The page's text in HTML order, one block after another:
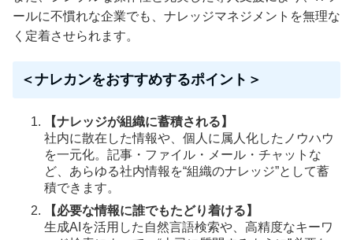
ールに不慣れな企業でも、ナレッジマネジメントを無理な
く定着させられます。
＜ナレカンをおすすめするポイント＞
【ナレッジが組織に蓄積される】
社内に散在した情報や、個人に属人化したノウハウ
を一元化。記事・ファイル・メール・チャットな
ど、あらゆる社内情報を“組織のナレッジ”として蓄
積できます。
【必要な情報に誰でもたどり着ける】
生成AIを活用した自然言語検索や、高精度なキーワ